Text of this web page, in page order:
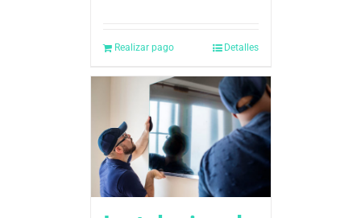
Realizar pago Detalles